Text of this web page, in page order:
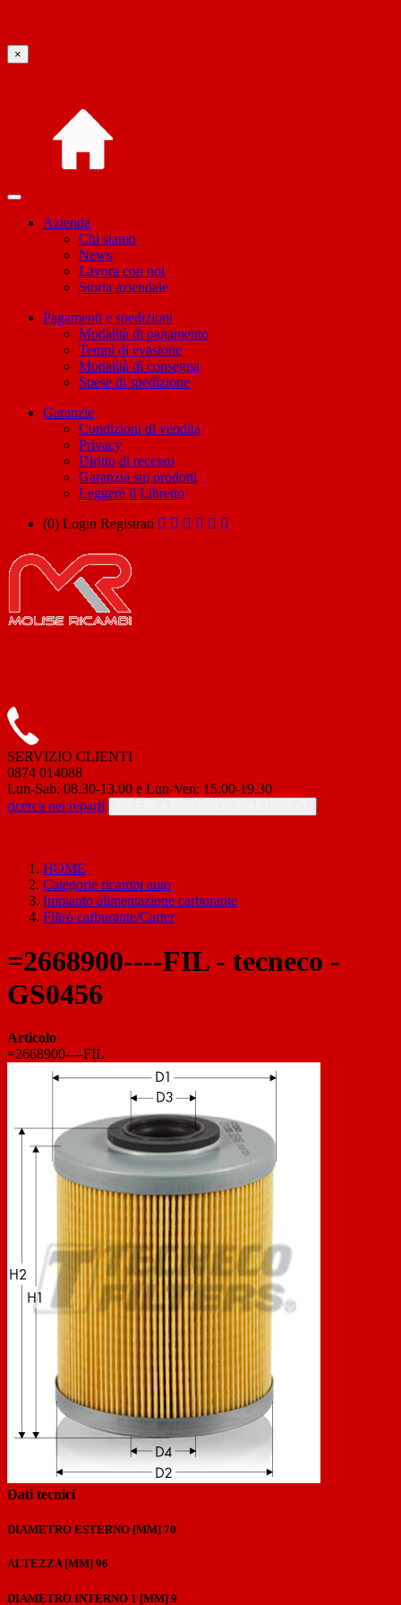
×
Azienda
Chi siamo
News
Lavora con noi
Storia aziendale
Pagamenti e spedizioni
Modalità di pagamento
Tempi di evasione
Modalità di consegna
Spese di spedizione
Garanzie
Condizioni di vendita
Privacy
Diritto di recesso
Garanzia sui prodotti
Leggere il Libretto
(0) Login Registrati
SERVIZIO CLIENTI
0874 014088
Lun-Sab: 08.30-13.00 e Lun-Ven: 15.00-19.30
ricerca nei reparti
HOME
Categorie ricambi auto
Impianto alimentazione carburante
Filtro carburante/Carter
=2668900----FIL - tecneco -
GS0456
Articolo
=2668900----FIL
Previous
Next
Dati tecnici
DIAMETRO ESTERNO [MM] 70
ALTEZZA [MM] 96
DIAMETRO INTERNO 1 [MM] 9